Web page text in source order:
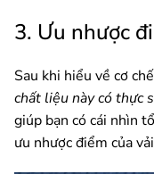
3. Ưu nhược
Sau khi hiểu về cơ
chất liệu này có thực
giúp bạn có cái nhìn
ưu nhược điểm của